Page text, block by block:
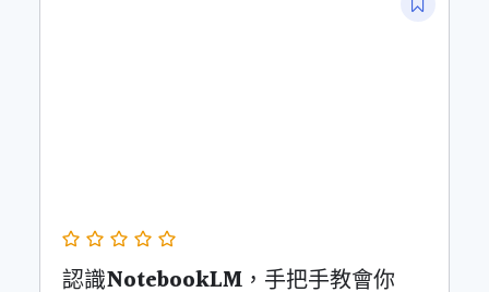
認識NotebookLM，手把手教會你